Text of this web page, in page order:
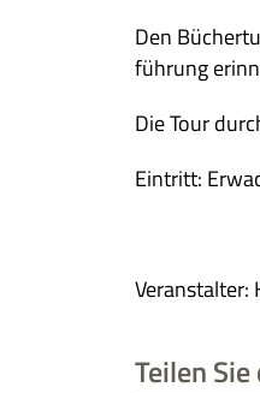
Den
füh­rung
Die Tour
Ein­tritt:
Ver­an­stal­ter:
Teilen